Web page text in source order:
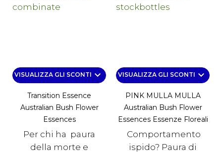
VISUALIZZA GLI SCONTI keyboard_arrow_down
Transition Essence
Australian Bush Flower
Essences
Per chi ha paura
della morte e
VISUALIZZA GLI SCONTI keyboard_arrow_down
PINK MULLA MULLA
Australian Bush Flower
Essences Essenze Floreali
Comportamento
ispido? Paura di